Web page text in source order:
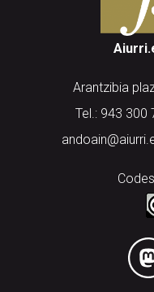
Arantzibia
Tel.: 943 300